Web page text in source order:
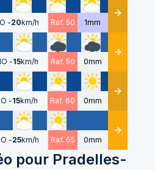
-20km/h Raf. 50 1mm Détails
-15km/h Raf. 50 0mm Détails
-15km/h Raf. 60 0mm Détails
-25km/h Raf. 65 0mm Détails
pour Pradelles-